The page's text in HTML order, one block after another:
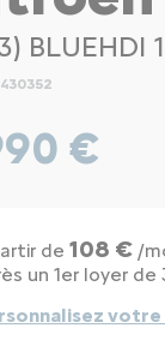
BLUEHDI
€
de 108 € /
un 1er loyer de